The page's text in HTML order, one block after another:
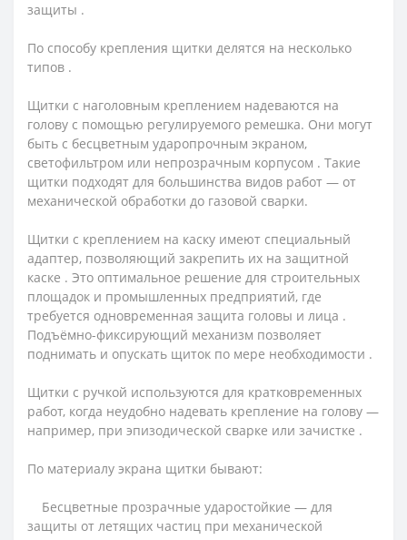
защиты .
По способу крепления щитки делятся на несколько
типов .
Щитки с наголовным креплением надеваются на
голову с помощью регулируемого ремешка. Они могут
быть с бесцветным ударопрочным экраном,
светофильтром или непрозрачным корпусом . Такие
щитки подходят для большинства видов работ — от
механической обработки до газовой сварки.
Щитки с креплением на каску имеют специальный
адаптер, позволяющий закрепить их на защитной
каске . Это оптимальное решение для строительных
площадок и промышленных предприятий, где
требуется одновременная защита головы и лица .
Подъёмно-фиксирующий механизм позволяет
поднимать и опускать щиток по мере необходимости .
Щитки с ручкой используются для кратковременных
работ, когда неудобно надевать крепление на голову —
например, при эпизодической сварке или зачистке .
По материалу экрана щитки бывают:
Бесцветные прозрачные ударостойкие — для
защиты от летящих частиц при механической